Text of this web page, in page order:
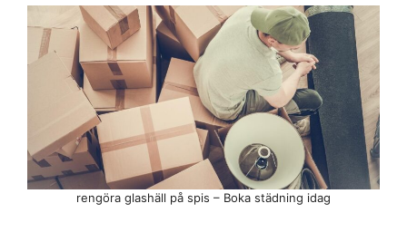
rengöra glashäll på spis – Boka städning idag